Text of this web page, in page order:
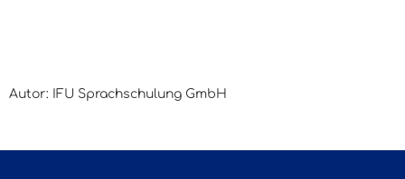
Autor: IFU Sprachschulung GmbH